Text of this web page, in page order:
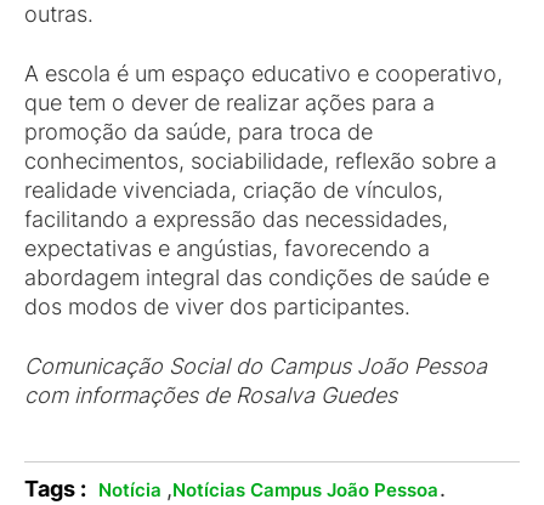
outras.
A escola é um espaço educativo e cooperativo,
que tem o dever de realizar ações para a
promoção da saúde, para troca de
conhecimentos, sociabilidade, reflexão sobre a
realidade vivenciada, criação de vínculos,
facilitando a expressão das necessidades,
expectativas e angústias, favorecendo a
abordagem integral das condições de saúde e
dos modos de viver dos participantes.
Comunicação Social do Campus João Pessoa
com informações de Rosalva Guedes
Tags : Notícia ,Notícias Campus João Pessoa.